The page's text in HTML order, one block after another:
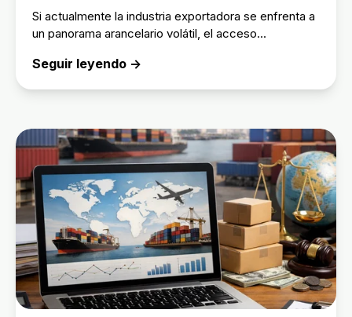
Si actualmente la industria exportadora se enfrenta a
un panorama arancelario volátil, el acceso...
Seguir leyendo →